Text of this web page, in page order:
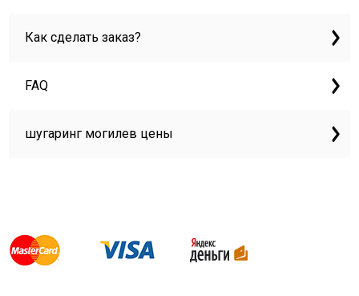
Как сделать заказ?
FAQ
шугаринг могилев цены